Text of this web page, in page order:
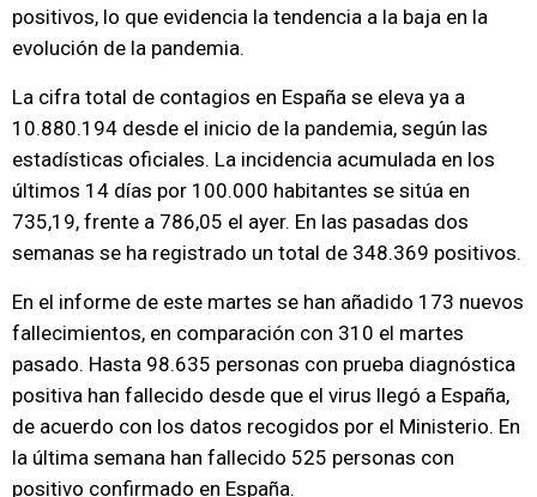
positivos, lo que evidencia la tendencia a la baja en la
evolución de la pandemia.
La cifra total de contagios en España se eleva ya a
10.880.194 desde el inicio de la pandemia, según las
estadísticas oficiales. La incidencia acumulada en los
últimos 14 días por 100.000 habitantes se sitúa en
735,19, frente a 786,05 el ayer. En las pasadas dos
semanas se ha registrado un total de 348.369 positivos.
En el informe de este martes se han añadido 173 nuevos
fallecimientos, en comparación con 310 el martes
pasado. Hasta 98.635 personas con prueba diagnóstica
positiva han fallecido desde que el virus llegó a España,
de acuerdo con los datos recogidos por el Ministerio. En
la última semana han fallecido 525 personas con
positivo confirmado en España.